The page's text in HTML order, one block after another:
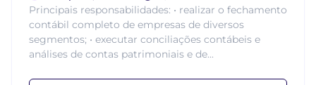
Principais responsabilidades: • realizar o fechamento
contábil completo de empresas de diversos
segmentos; • executar conciliações contábeis e
análises de contas patrimoniais e de...